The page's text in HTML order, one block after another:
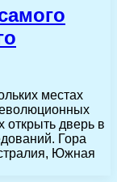
местах
дверь в
Гора
Южная